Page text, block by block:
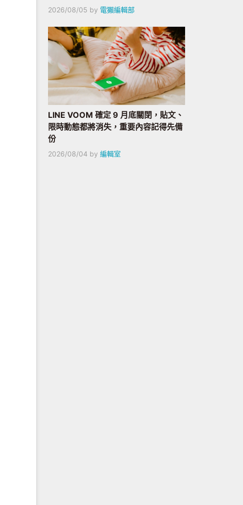
2026/08/05 by 電獺編輯部
LINE VOOM 確定 9 月底關閉，貼文、
限時動態都將消失，重要內容記得先備
份
2026/08/04 by 編輯室